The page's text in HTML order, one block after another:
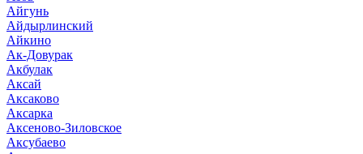
Айгунь
Айдырлинский
Айкино
Ак-Довурак
Акбулак
Аксай
Аксаково
Аксарка
Аксеново-Зиловское
Аксубаево